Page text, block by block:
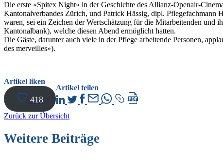
Die erste «Spitex Night» in der Geschichte des Allianz-Openair-
Kantonalverbandes Zürich, und Patrick Hässig, dipl. Pflegefachmann
waren, sei ein Zeichen der Wertschätzung für die Mitarbeitenden und
Kantonalbank), welche diesen Abend ermöglicht hatten.
Die Gäste, darunter auch viele in der Pflege arbeitende Personen,
des merveilles»).
Artikel liken
418
Artikel teilen
Zurück zur Übersicht
Weitere Beiträge